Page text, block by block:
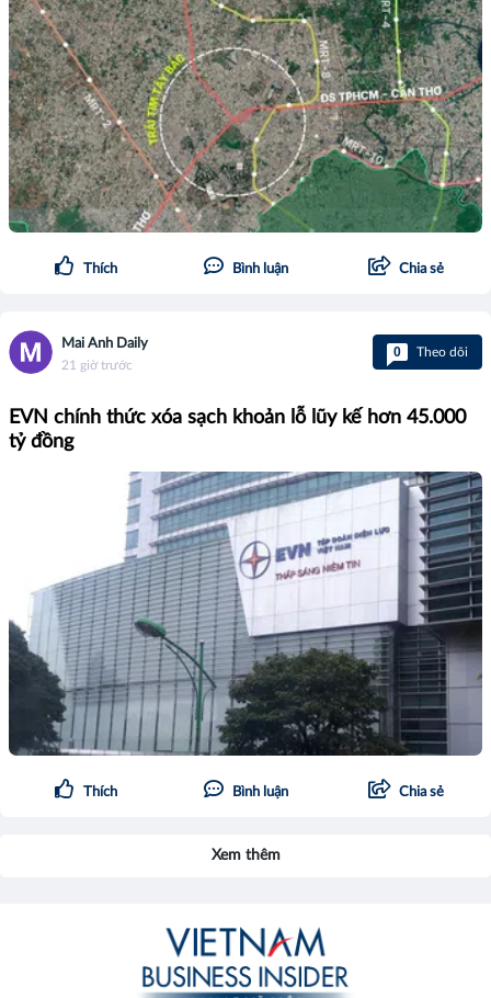
Thích Bình luận Chia sẻ
Mai Anh Daily
21 giờ trước
0 Theo dõi
EVN chính thức xóa sạch khoản lỗ lũy kế hơn 45.000
tỷ đồng
Thích Bình luận Chia sẻ
Xem thêm